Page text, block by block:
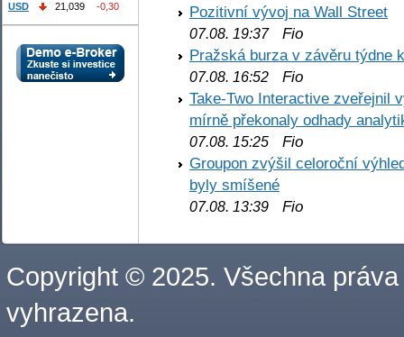
Pozitivní vývoj na Wall Street
07.08. 19:37Fio
Pražská burza v závěru týdne
07.08. 16:52 Fio
Take-Two Interactive zveřejnil
mírně překonaly odhady
07.08. 15:25 Fio
Groupon zvýšil celoroční
byly smíšené
07.08. 13:39 Fio
USD
21,039 -0,30
Copyright © 2025. Všechna práva
vyhrazena.